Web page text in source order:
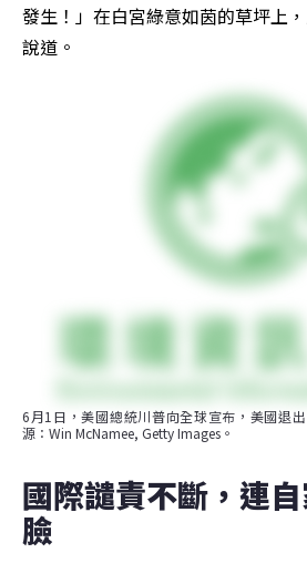
發生！」在白宮綠意如茵的草坪上
說道。
6月1日，美國總統川普向全球宣布，美國退
源：Win McNamee, Getty Images。
國際譴責不斷，連
臉